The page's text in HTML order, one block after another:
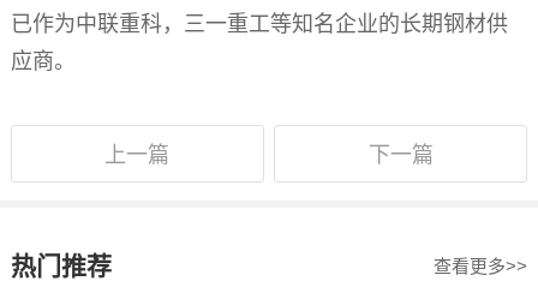
已作为中联重科，三一重工等知名企业的长期钢材供
应商。
上一篇 下一篇
热门推荐 查看更多>>